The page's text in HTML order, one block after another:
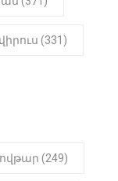
համար
(331)
(249)